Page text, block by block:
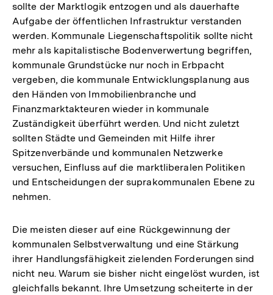
sollte der Marktlogik entzogen und als dauerhafte
Aufgabe der öffentlichen Infrastruktur verstanden
werden. Kommunale Liegenschaftspolitik sollte nicht
mehr als kapitalistische Bodenverwertung begriffen,
kommunale Grundstücke nur noch in Erbpacht
vergeben, die kommunale Entwicklungsplanung aus
den Händen von Immobilienbranche und
Finanzmarktakteuren wieder in kommunale
Zuständigkeit überführt werden. Und nicht zuletzt
sollten Städte und Gemeinden mit Hilfe ihrer
Spitzenverbände und kommunalen Netzwerke
versuchen, Einfluss auf die marktliberalen Politiken
und Entscheidungen der suprakommunalen Ebene zu
nehmen.
Die meisten dieser auf eine Rückgewinnung der
kommunalen Selbstverwaltung und eine Stärkung
ihrer Handlungsfähigkeit zielenden Forderungen sind
nicht neu. Warum sie bisher nicht eingelöst wurden, ist
gleichfalls bekannt. Ihre Umsetzung scheiterte in der